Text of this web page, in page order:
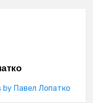
by Павел Лопатко